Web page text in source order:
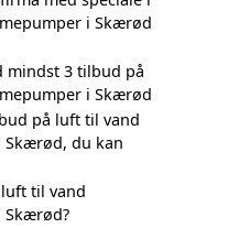
i Skærød
mindst 3 tilbud på
i Skærød
på luft til vand
Skærød, du kan
til vand
Skærød?